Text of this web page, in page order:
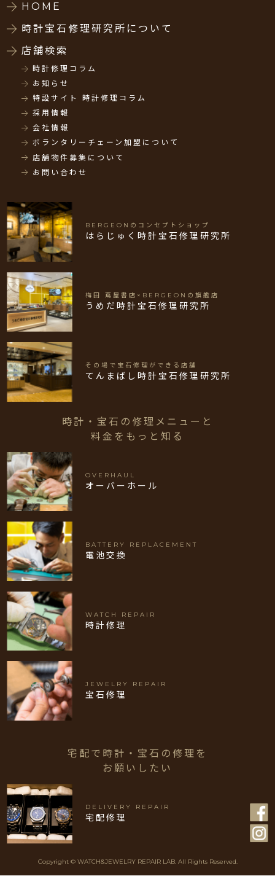
HOME
時計宝石修理研究所について
店舗検索
時計修理コラム
お知らせ
特設サイト 時計修理コラム
採用情報
会社情報
ボランタリーチェーン加盟について
店舗物件募集について
お問い合わせ
BERGEONのコンセプトショップ
はらじゅく時計宝石修理研究所
梅田 蔦屋書店×BERGEONの旗艦店
うめだ時計宝石修理研究所
その場で宝石修理ができる店舗
てんまばし時計宝石修理研究所
時計・宝石の修理メニューと
料金をもっと知る
OVERHAUL
オーバーホール
BATTERY REPLACEMENT
電池交換
WATCH REPAIR
時計修理
JEWELRY REPAIR
宝石修理
宅配で時計・宝石の修理を
お願いしたい
DELIVERY REPAIR
宅配修理
Copyright © WATCH&JEWELRY REPAIR LAB. All Rights Reserved.